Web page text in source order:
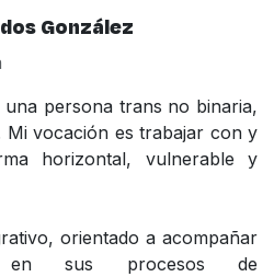
González
persona trans no binaria,
Mi vocación es trabajar con y
horizontal, vulnerable y
orientado a acompañar
sus procesos de